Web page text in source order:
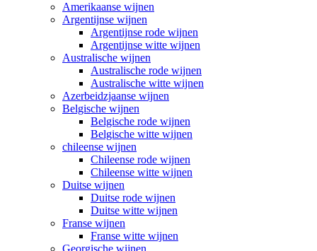
Amerikaanse wijnen
Argentijnse wijnen
Argentijnse rode wijnen
Argentijnse witte wijnen
Australische wijnen
Australische rode wijnen
Australische witte wijnen
Azerbeidzjaanse wijnen
Belgische wijnen
Belgische rode wijnen
Belgische witte wijnen
chileense wijnen
Chileense rode wijnen
Chileense witte wijnen
Duitse wijnen
Duitse rode wijnen
Duitse witte wijnen
Franse wijnen
Franse witte wijnen